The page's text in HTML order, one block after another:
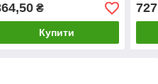
₴
Купити